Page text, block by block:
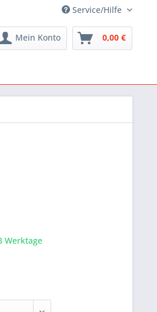
Service/Hilfe
Mein Konto 0,00 €
Werktage